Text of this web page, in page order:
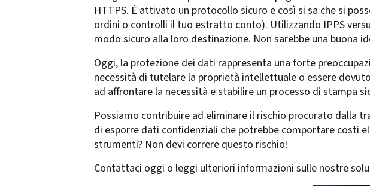
HTTPS. È attivato un protocollo sicuro e così si sa che si
ordini o controlli il tuo estratto conto). Utilizzando IPPS
modo sicuro alla loro destinazione. Non sarebbe una buona
Oggi, la protezione dei dati rappresenta una forte
necessità di tutelare la proprietà intellettuale o essere
ad affrontare la necessità e stabilire un processo di stampa
Possiamo contribuire ad eliminare il rischio procurato dalla
di esporre dati confidenziali che potrebbe comportare costi
strumenti? Non devi correre questo rischio!
Contattaci oggi o leggi ulteriori informazioni sulle nostre